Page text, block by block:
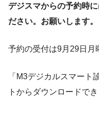
デジスマからの予約時
ださい。お願いします。
予約の受付は9月29日月
「M3デジカルスマート
トからダウンロードでき